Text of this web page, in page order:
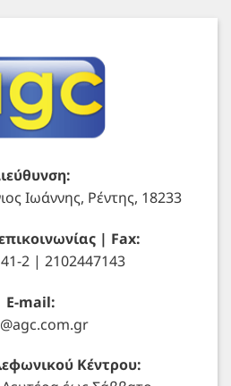
Ιωάννης, Ρέντης, 18233
| Fax:
2 | 2102447143
E-mail:
Κέντρου: